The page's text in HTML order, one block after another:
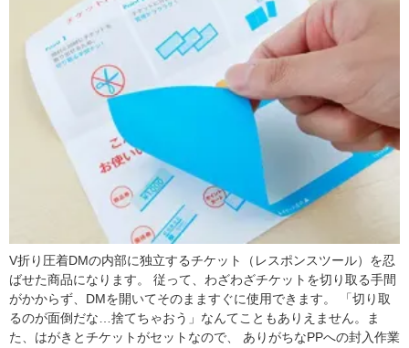
V折り圧着DMの内部に独立するチケット（レスポンスツール）を忍
ばせた商品になります。 従って、わざわざチケットを切り取る手間
がかからず、DMを開いてそのまますぐに使用できます。 「切り取
るのが面倒だな…捨てちゃおう」なんてこともありえません。ま
た、 はがきとチケットがセットなので、 ありがちなPPへの封入作業